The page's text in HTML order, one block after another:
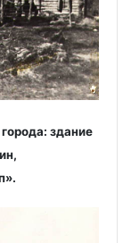
здание